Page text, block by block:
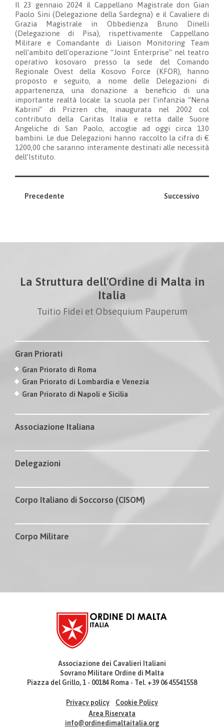
Il 23 gennaio 2024 il Cappellano Magistrale don Gian
Paolo Sini (Delegazione della Sardegna) e il Cavaliere di
Grazia Magistrale in Obbedienza Bruno Dinelli
(Delegazione di Pisa), rispettivamente Cappellano
Militare e Comandante di Liaison Monitoring Team
nell’ambito dell’operazione “Joint Enterprise” nel teatro
operativo kosovaro presso la sede del Comando
Regionale Ovest della Kosovo Force (KFOR), hanno
proposto e seguito, a nome delle Delegazioni di
appartenenza, una donazione a beneficio di una
importante realtà locale: la scuola per l’infanzia “Nena
Kabrini” di Prizren che, inaugurata nel 2002 col
contributo della Caritas Italia e retta dalle Suore
Angeliche di San Paolo, accoglie ad oggi circa 130
bambini. Le due Delegazioni hanno raccolto la cifra di €
1200,00 che saranno interamente destinati alle necessità
dell’Istituto.
Precedente Successivo
La Struttura dell'Ordine di Malta in
Italia
Tuitio Fidei et Obsequium Pauperum
Gran Priorati
Gran Priorato di Roma
Gran Priorato di Lombardia e Venezia
Gran Priorato di Napoli e Sicilia
Associazione Italiana
Delegazioni
Corpo Italiano di Soccorso (CISOM)
Corpo Militare
Associazione dei Cavalieri Italiani
Sovrano Militare Ordine di Malta
Piazza del Grillo, 1 - 00184 Roma - Tel. +39 06 45541558
Privacy policy
Cookie Policy
Area Riservata
info@ordinedimaltaitalia.org